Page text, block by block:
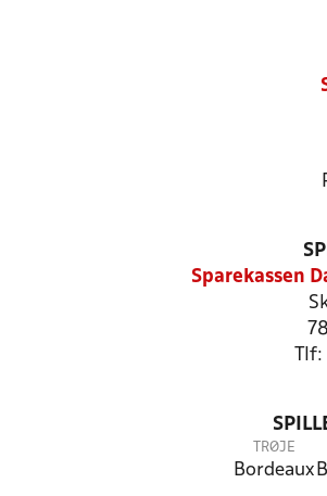
Sparekassen
TRØJE
Bordeaux